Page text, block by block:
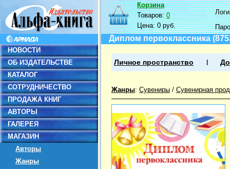
НОВОСТИ
ОБ ИЗДАТЕЛЬСТВЕ
КАТАЛОГ
СОТРУДНИЧЕСТВО
ПРОДАЖА КНИГ
АВТОРЫ
ГАЛЕРЕЯ
МАГАЗИН
Авторы
Жанры
Корзина
Товаров:0
Цена:0 руб.
Диплом первоклассника
Личное пространство
Жанры: Сувениры / Сувенирная